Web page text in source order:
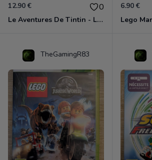
12.90 € 0
Le Aventures De Tintin - Le Secret De La Licorne Xbox 360
6.90 €
TheGamingR83